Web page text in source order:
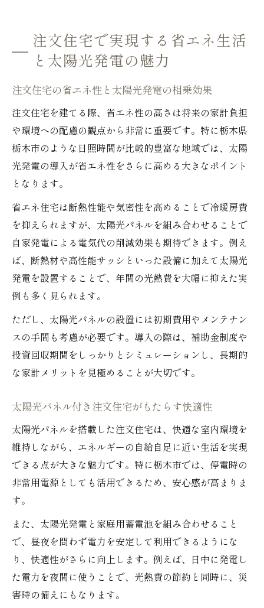
注文住宅で実現する省エネ生活
と太陽光発電の魅力
注文住宅の省エネ性と太陽光発電の相乗効果
注文住宅を建てる際、省エネ性の高さは将来の家計負担
や環境への配慮の観点から非常に重要です。特に栃木県
栃木市のような日照時間が比較的豊富な地域では、太陽
光発電の導入が省エネ性をさらに高める大きなポイント
となります。
省エネ住宅は断熱性能や気密性を高めることで冷暖房費
を抑えられますが、太陽光パネルを組み合わせることで
自家発電による電気代の削減効果も期待できます。例え
ば、断熱材や高性能サッシといった設備に加えて太陽光
発電を設置することで、年間の光熱費を大幅に抑えた実
例も多く見られます。
ただし、太陽光パネルの設置には初期費用やメンテナン
スの手間も考慮が必要です。導入の際は、補助金制度や
投資回収期間をしっかりとシミュレーションし、長期的
な家計メリットを見極めることが大切です。
太陽光パネル付き注文住宅がもたらす快適性
太陽光パネルを搭載した注文住宅は、快適な室内環境を
維持しながら、エネルギーの自給自足に近い生活を実現
できる点が大きな魅力です。特に栃木市では、停電時の
非常用電源としても活用できるため、安心感が高まりま
す。
また、太陽光発電と家庭用蓄電池を組み合わせること
で、昼夜を問わず電力を安定して利用できるようにな
り、快適性がさらに向上します。例えば、日中に発電し
た電力を夜間に使うことで、光熱費の節約と同時に、災
害時の備えにもなります。